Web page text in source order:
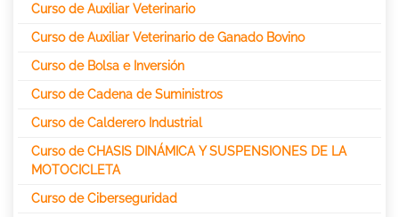
Curso de Auxiliar Veterinario
Curso de Auxiliar Veterinario de Ganado Bovino
Curso de Bolsa e Inversión
Curso de Cadena de Suministros
Curso de Calderero Industrial
Curso de CHASIS DINÁMICA Y SUSPENSIONES DE LA
MOTOCICLETA
Curso de Ciberseguridad